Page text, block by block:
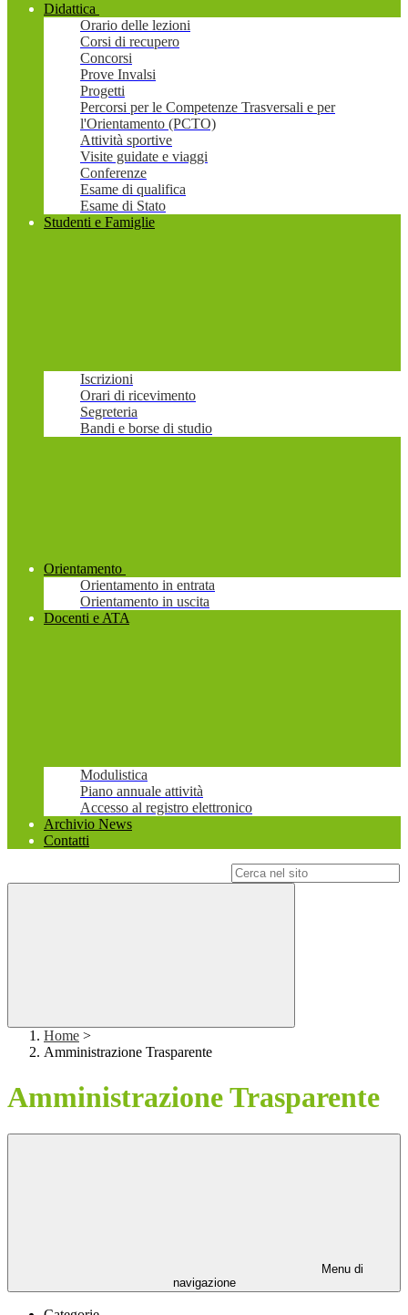
Didattica
Orario delle lezioni
Corsi di recupero
Concorsi
Prove Invalsi
Progetti
Percorsi per le Competenze Trasversali e per
l'Orientamento (PCTO)
Attività sportive
Visite guidate e viaggi
Conferenze
Esame di qualifica
Esame di Stato
Studenti e Famiglie
Iscrizioni
Orari di ricevimento
Segreteria
Bandi e borse di studio
Orientamento
Orientamento in entrata
Orientamento in uscita
Docenti e ATA
Modulistica
Piano annuale attività
Accesso al registro elettronico
Archivio News
Contatti
Home >
Amministrazione Trasparente
Amministrazione Trasparente
Menu di
navigazione